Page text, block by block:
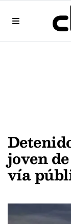
joven
vía